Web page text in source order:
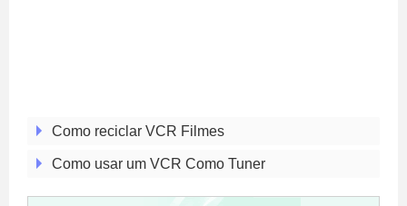
Como reciclar VCR Filmes
Como usar um VCR Como Tuner